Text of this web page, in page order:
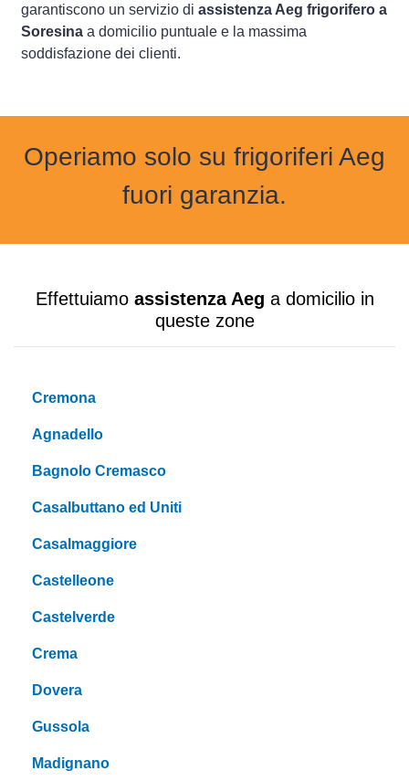
garantiscono un servizio di assistenza Aeg frigorifero a
Soresina a domicilio puntuale e la massima
soddisfazione dei clienti.
Operiamo solo su frigoriferi Aeg
fuori garanzia.
Effettuiamo assistenza Aeg a domicilio in
queste zone
Cremona
Agnadello
Bagnolo Cremasco
Casalbuttano ed Uniti
Casalmaggiore
Castelleone
Castelverde
Crema
Dovera
Gussola
Madignano